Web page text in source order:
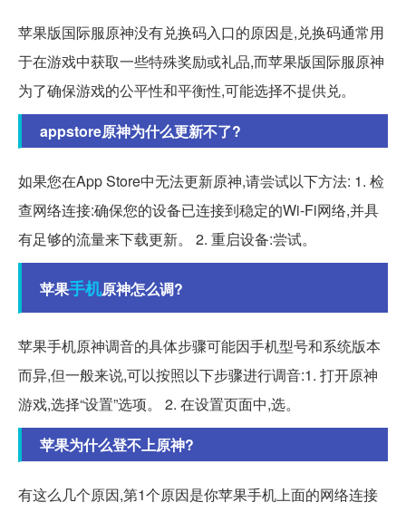
苹果版国际服原神没有兑换码入口的原因是,兑换码通常用
于在游戏中获取一些特殊奖励或礼品,而苹果版国际服原神
为了确保游戏的公平性和平衡性,可能选择不提供兑。
appstore原神为什么更新不了?
如果您在App Store中无法更新原神,请尝试以下方法: 1. 检
查网络连接:确保您的设备已连接到稳定的Wi-Fi网络,并具
有足够的流量来下载更新。 2. 重启设备:尝试。
苹果手机原神怎么调?
苹果手机原神调音的具体步骤可能因手机型号和系统版本
而异,但一般来说,可以按照以下步骤进行调音:1. 打开原神
游戏,选择“设置”选项。 2. 在设置页面中,选。
苹果为什么登不上原神?
有这么几个原因,第1个原因是你苹果手机上面的网络连接